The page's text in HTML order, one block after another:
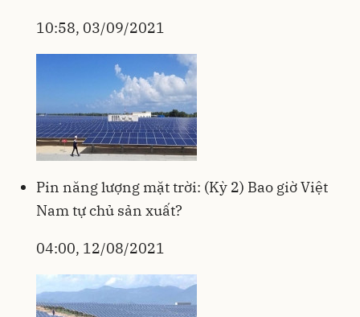
10:58, 03/09/2021
Pin năng lượng mặt trời: (Kỳ 2) Bao giờ Việt
Nam tự chủ sản xuất?
04:00, 12/08/2021